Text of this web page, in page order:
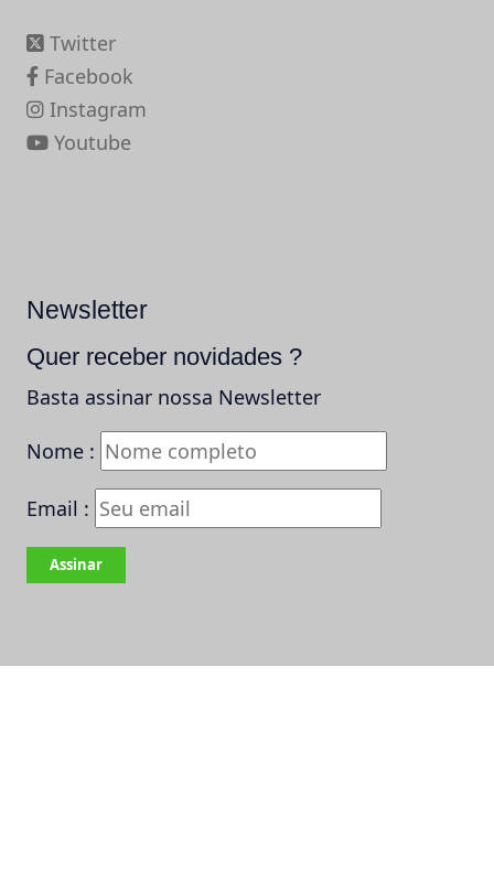
Twitter
Facebook
Instagram
Youtube
Newsletter
Quer receber novidades ?
Basta assinar nossa Newsletter
Nome :
Email :